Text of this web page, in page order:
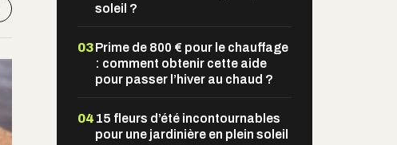
soleil ?
03Prime de 800 € pour le chauffage
: comment obtenir cette aide
pour passer l’hiver au chaud ?
04 15 fleurs d’été incontournables
pour une jardinière en plein soleil